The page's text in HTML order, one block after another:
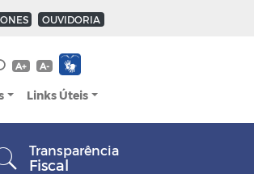
OUVIDORIA
A+ A-
Links Úteis
Transparência
Fiscal